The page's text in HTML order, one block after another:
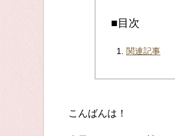
■目次
関連記事
こんばんは！